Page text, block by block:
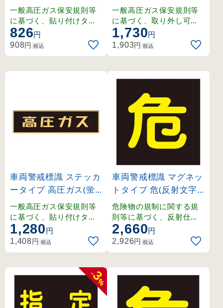
光文字) 120×600mm (
44002)
一般高圧ガス保安規則等
に基づく、貼り付けタイ
プの車両警戒標識。
826円
908円 税込
光文字) 120×600×0.8
mm (43004)
一般高圧ガス保安規則等
に基づく、取り外し可能
なマグネット式車両警戒
標識。
1,730円
1,903円 税込
車両警戒標識 ステッカ
ータイプ 高圧ガス(蛍
光文字) 150×750mm (
44003)
一般高圧ガス保安規則等
に基づく、貼り付けタイ
プの車両警戒標識。
1,280円
1,408円 税込
車両警戒標識 マグネッ
トタイプ 危(反射文字)
300mm角×0.8mm (4
3012)
危険物の規制に関する規
則等に基づく、反射仕様
のマグネット式車両警戒
標識。
2,660円
2,926円 税込
-
3
%